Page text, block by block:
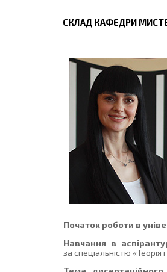
СКЛАД КАФЕДРИ
Початок роботи в
Навчання в
за спеціальністю «Теорія